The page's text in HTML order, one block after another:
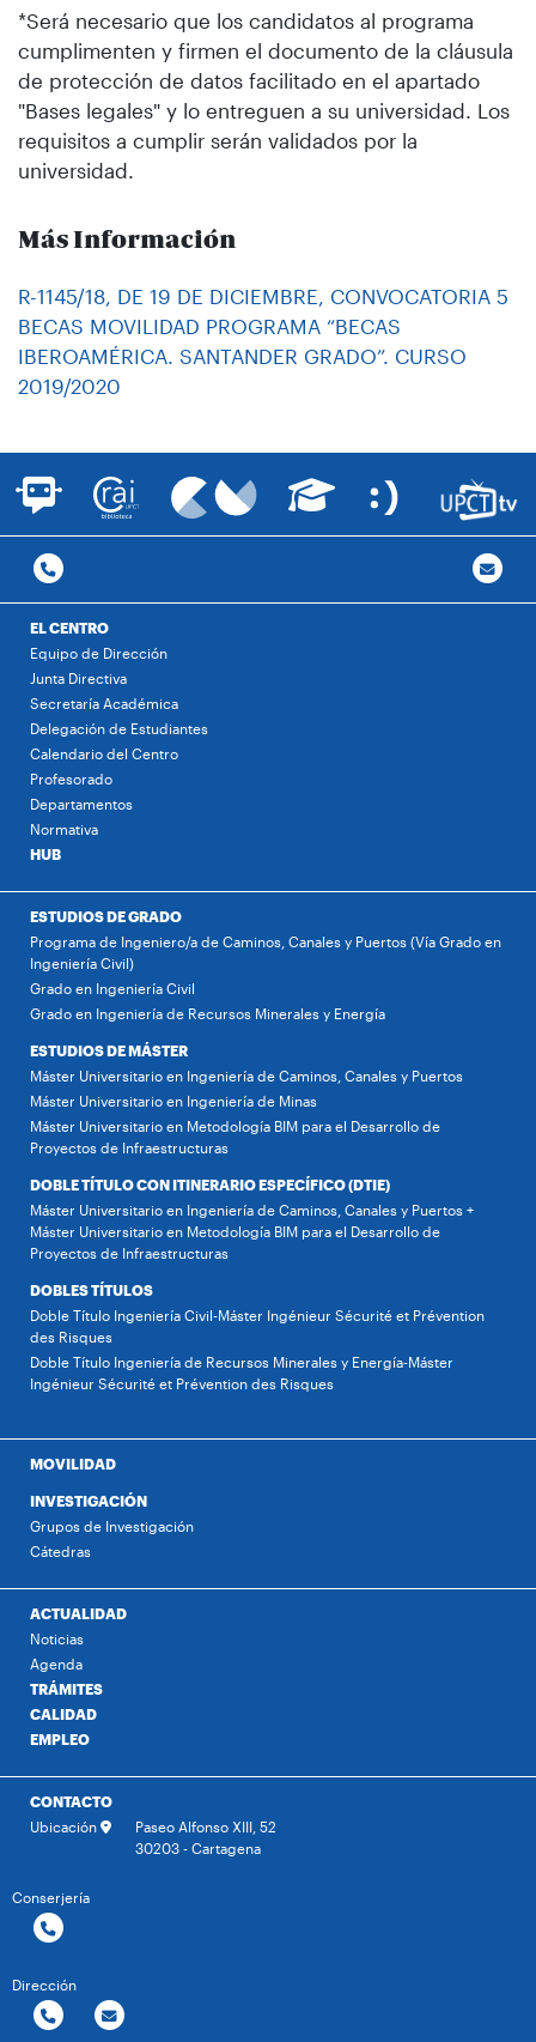
*Será necesario que los candidatos al programa
cumplimenten y firmen el documento de la cláusula
de protección de datos facilitado en el apartado
"Bases legales" y lo entreguen a su universidad. Los
requisitos a cumplir serán validados por la
universidad.
Más Información
R-1145/18, DE 19 DE DICIEMBRE, CONVOCATORIA 5
BECAS MOVILIDAD PROGRAMA “BECAS
IBEROAMÉRICA. SANTANDER GRADO”. CURSO
2019/2020
EL CENTRO
Equipo de Dirección
Junta Directiva
Secretaría Académica
Delegación de Estudiantes
Calendario del Centro
Profesorado
Departamentos
Normativa
HUB
ESTUDIOS DE GRADO
Programa de Ingeniero/a de Caminos, Canales y Puertos (Vía Grado en
Ingeniería Civil)
Grado en Ingeniería Civil
Grado en Ingeniería de Recursos Minerales y Energía
ESTUDIOS DE MÁSTER
Máster Universitario en Ingeniería de Caminos, Canales y Puertos
Máster Universitario en Ingeniería de Minas
Máster Universitario en Metodología BIM para el Desarrollo de
Proyectos de Infraestructuras
DOBLE TÍTULO CON ITINERARIO ESPECÍFICO (DTIE)
Máster Universitario en Ingeniería de Caminos, Canales y Puertos +
Máster Universitario en Metodología BIM para el Desarrollo de
Proyectos de Infraestructuras
DOBLES TÍTULOS
Doble Título Ingeniería Civil-Máster Ingénieur Sécurité et Prévention
des Risques
Doble Título Ingeniería de Recursos Minerales y Energía-Máster
Ingénieur Sécurité et Prévention des Risques
MOVILIDAD
INVESTIGACIÓN
Grupos de Investigación
Cátedras
ACTUALIDAD
Noticias
Agenda
TRÁMITES
CALIDAD
EMPLEO
CONTACTO
Ubicación
Paseo Alfonso XIII, 52
30203 - Cartagena
Conserjería
Dirección